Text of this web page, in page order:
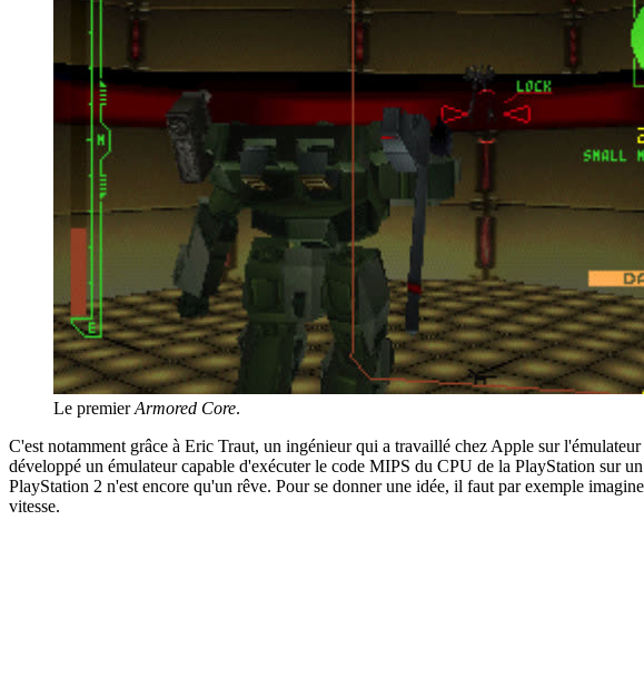
Le premierArmored Core.
C'est notamment grâce à Eric Traut, un ingénieur qui a travaillé chez Apple sur
développé un émulateur capable d'exécuter le code MIPS du CPU de la PlayStation sur
PlayStation 2 n'est encore qu'un rêve. Pour se donner une idée, il faut par exemple
vitesse.